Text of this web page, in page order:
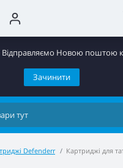
Новою поштою
Зачинити
Defenderr Картриджі для